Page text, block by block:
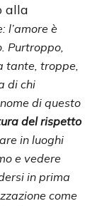
alla
l’amore è
Purtroppo,
tante, troppe,
di chi
di questo
del rispetto
in luoghi
e vedere
in prima
come